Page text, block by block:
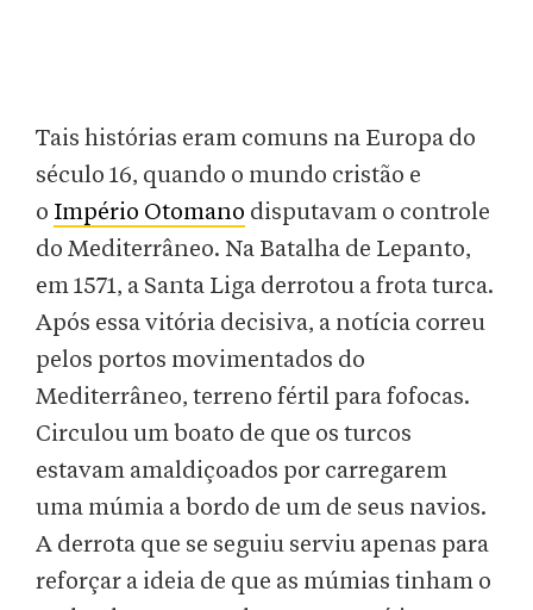
Tais histórias eram comuns na Europa do
século 16, quando o mundo cristão e
o Império Otomano disputavam o controle
do Mediterrâneo. Na Batalha de Lepanto,
em 1571, a Santa Liga derrotou a frota turca.
Após essa vitória decisiva, a notícia correu
pelos portos movimentados do
Mediterrâneo, terreno fértil para fofocas.
Circulou um boato de que os turcos
estavam amaldiçoados por carregarem
uma múmia a bordo de um de seus navios.
A derrota que se seguiu serviu apenas para
reforçar a ideia de que as múmias tinham o